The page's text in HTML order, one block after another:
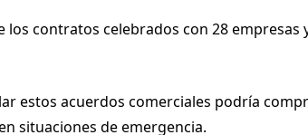
los contratos celebrados con 28
estos acuerdos comerciales podría
situaciones de emergencia.